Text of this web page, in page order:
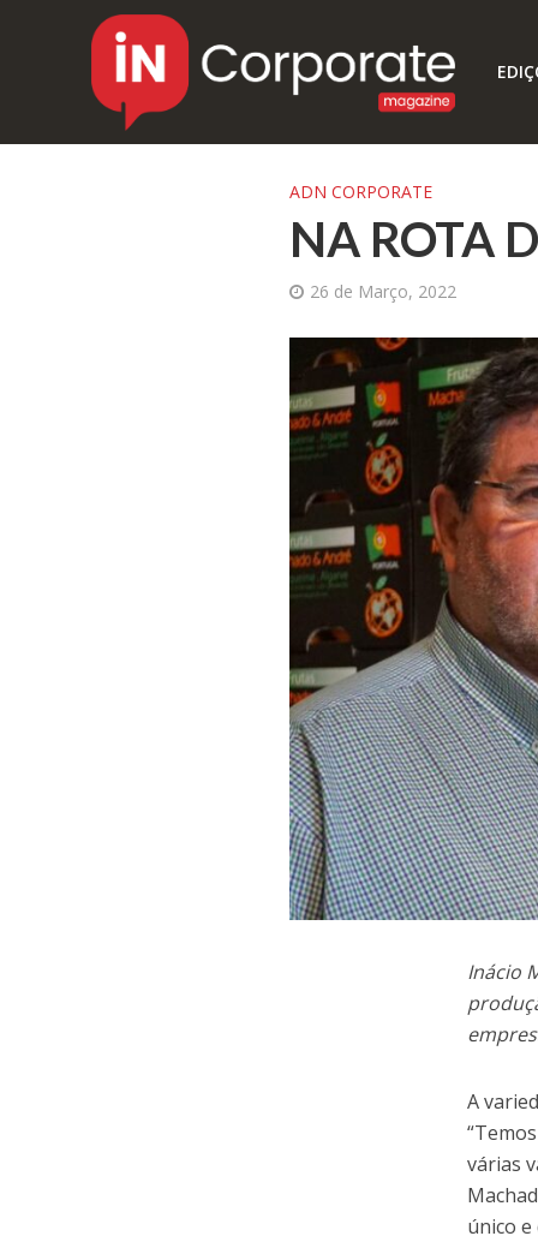
ADN CORPORATE
NA ROTA
26 de Março, 2022
Inácio
A
várias
único e